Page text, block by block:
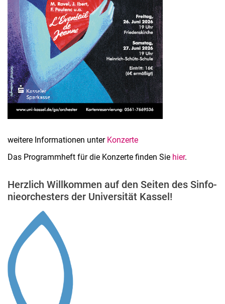
weitere Informationen unter Konzerte
Das Programmheft für die Konzerte finden Sie hier.
Herz­lich Will­kom­men auf den Sei­ten des Sin­fo­
nie­or­ches­ters der Uni­ver­si­tät Kas­sel!